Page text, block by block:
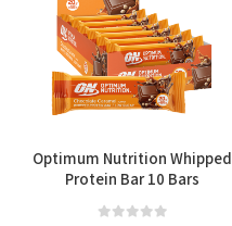
Optimum Nutrition Whipped
Protein Bar 10 Bars